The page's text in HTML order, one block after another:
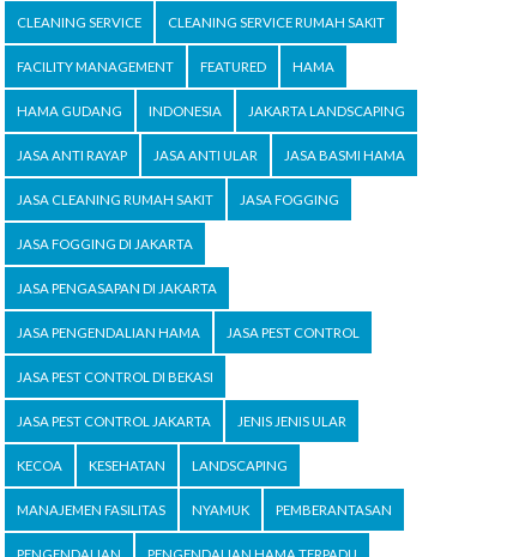
CLEANING SERVICE CLEANING SERVICE RUMAH SAKIT
FACILITY MANAGEMENT FEATURED HAMA
HAMA GUDANG INDONESIA JAKARTA LANDSCAPING
JASA ANTI RAYAP JASA ANTI ULAR JASA BASMI HAMA
JASA CLEANING RUMAH SAKIT JASA FOGGING
JASA FOGGING DI JAKARTA
JASA PENGASAPAN DI JAKARTA
JASA PENGENDALIAN HAMA JASA PEST CONTROL
JASA PEST CONTROL DI BEKASI
JASA PEST CONTROL JAKARTA JENIS JENIS ULAR
KECOA KESEHATAN LANDSCAPING
MANAJEMEN FASILITAS NYAMUK PEMBERANTASAN
PENGENDALIAN PENGENDALIAN HAMA TERPADU